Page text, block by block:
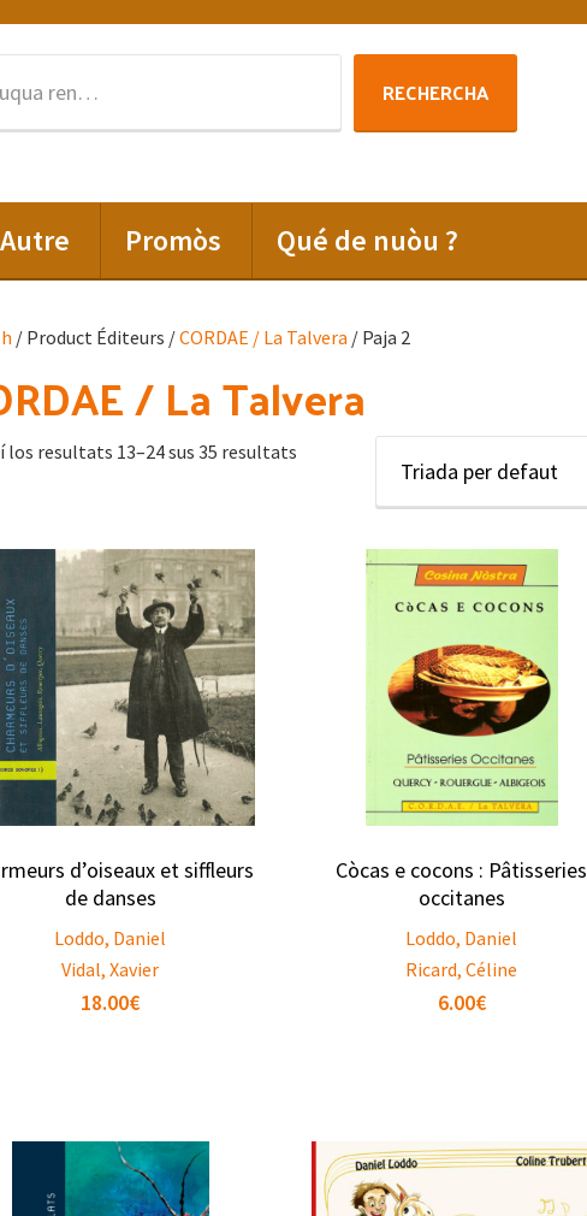
:
RECHERCHA
Autre Promòs Qué de nuòu ?
/ Product Éditeurs /CORDAE / La Talvera / Paja 2
/ La Talvera
los resultats 13–24 sus 35 resultats
d’oiseaux et siffleurs
de danses
Loddo, Daniel
Vidal, Xavier
18.00€
Còcas e cocons : Pâtisseries
occitanes
Loddo, Daniel
Ricard, Céline
6.00€